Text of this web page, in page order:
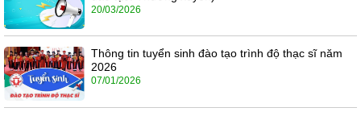
20/03/2026
Thông tin tuyển sinh đào tạo trình độ thạc sĩ năm
2026
07/01/2026